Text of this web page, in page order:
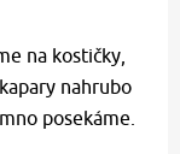
na kostičky,
nahrubo
posekáme.